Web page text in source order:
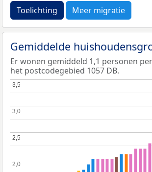
Toelichting Meer migratie
Gemiddelde
Er wonen gemiddeld 1,1 personen
het postcodegebied 1057 DB.
2,0
2,0
2,5
2,5
3,0
3,0
3,5
3,5